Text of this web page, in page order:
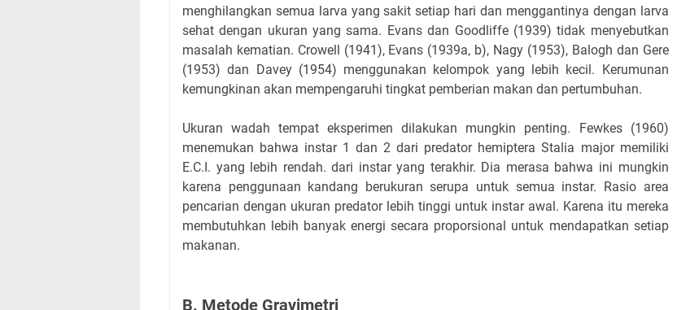
menghilangkan semua larva yang sakit setiap hari dan menggantinya dengan larva
sehat dengan ukuran yang sama. Evans dan Goodliffe (1939) tidak menyebutkan
masalah kematian. Crowell (1941), Evans (1939a, b), Nagy (1953), Balogh dan Gere
(1953) dan Davey (1954) menggunakan kelompok yang lebih kecil. Kerumunan
kemungkinan akan mempengaruhi tingkat pemberian makan dan pertumbuhan.
Ukuran wadah tempat eksperimen dilakukan mungkin penting. Fewkes (1960)
menemukan bahwa instar 1 dan 2 dari predator hemiptera Stalia major memiliki
E.C.I. yang lebih rendah. dari instar yang terakhir. Dia merasa bahwa ini mungkin
karena penggunaan kandang berukuran serupa untuk semua instar. Rasio area
pencarian dengan ukuran predator lebih tinggi untuk instar awal. Karena itu mereka
membutuhkan lebih banyak energi secara proporsional untuk mendapatkan setiap
makanan.
B. Metode Gravimetri